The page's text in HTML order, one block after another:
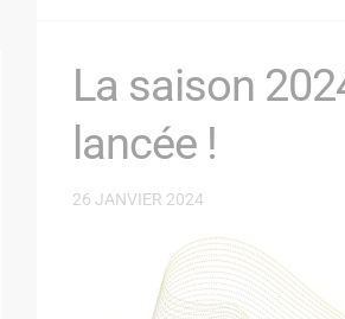
La saison
lancée !
26 JANVIER 2024